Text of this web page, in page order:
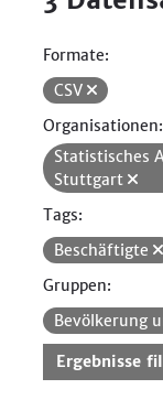
Formate:
CSV
Organisationen:
Statistisches
Stuttgart
Tags:
Beschäftigte
Gruppen:
Bevölkerung
Ergebnisse